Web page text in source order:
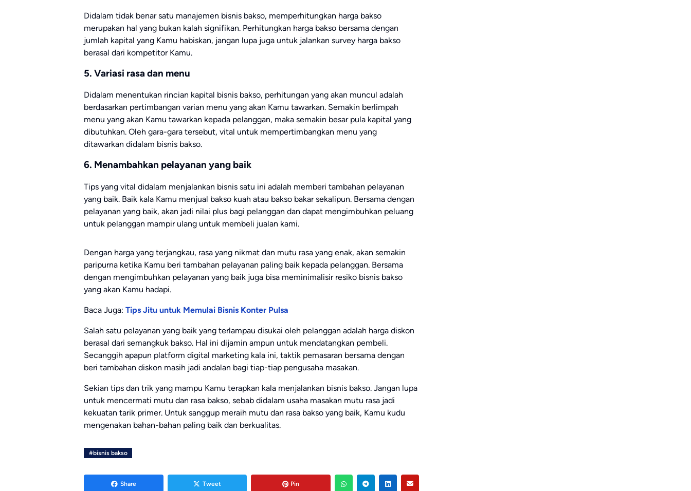
Didalam tidak benar satu manajemen bisnis bakso, memperhitungkan harga bakso
merupakan hal yang bukan kalah signifikan. Perhitungkan harga bakso bersama dengan
jumlah kapital yang Kamu habiskan, jangan lupa juga untuk jalankan survey harga bakso
berasal dari kompetitor Kamu.
5. Variasi rasa dan menu
Didalam menentukan rincian kapital bisnis bakso, perhitungan yang akan muncul adalah
berdasarkan pertimbangan varian menu yang akan Kamu tawarkan. Semakin berlimpah
menu yang akan Kamu tawarkan kepada pelanggan, maka semakin besar pula kapital yang
dibutuhkan. Oleh gara-gara tersebut, vital untuk mempertimbangkan menu yang
ditawarkan didalam bisnis bakso.
6. Menambahkan pelayanan yang baik
Tips yang vital didalam menjalankan bisnis satu ini adalah memberi tambahan pelayanan
yang baik. Baik kala Kamu menjual bakso kuah atau bakso bakar sekalipun. Bersama dengan
pelayanan yang baik, akan jadi nilai plus bagi pelanggan dan dapat mengimbuhkan peluang
untuk pelanggan mampir ulang untuk membeli jualan kami.
Dengan harga yang terjangkau, rasa yang nikmat dan mutu rasa yang enak, akan semakin
paripurna ketika Kamu beri tambahan pelayanan paling baik kepada pelanggan. Bersama
dengan mengimbuhkan pelayanan yang baik juga bisa meminimalisir resiko bisnis bakso
yang akan Kamu hadapi.
Baca Juga: Tips Jitu untuk Memulai Bisnis Konter Pulsa
Salah satu pelayanan yang baik yang terlampau disukai oleh pelanggan adalah harga diskon
berasal dari semangkuk bakso. Hal ini dijamin ampun untuk mendatangkan pembeli.
Secanggih apapun platform digital marketing kala ini, taktik pemasaran bersama dengan
beri tambahan diskon masih jadi andalan bagi tiap-tiap pengusaha masakan.
Sekian tips dan trik yang mampu Kamu terapkan kala menjalankan bisnis bakso. Jangan lupa
untuk mencermati mutu dan rasa bakso, sebab didalam usaha masakan mutu rasa jadi
kekuatan tarik primer. Untuk sanggup meraih mutu dan rasa bakso yang baik, Kamu kudu
mengenakan bahan-bahan paling baik dan berkualitas.
#bisnis bakso
Share Tweet Pin